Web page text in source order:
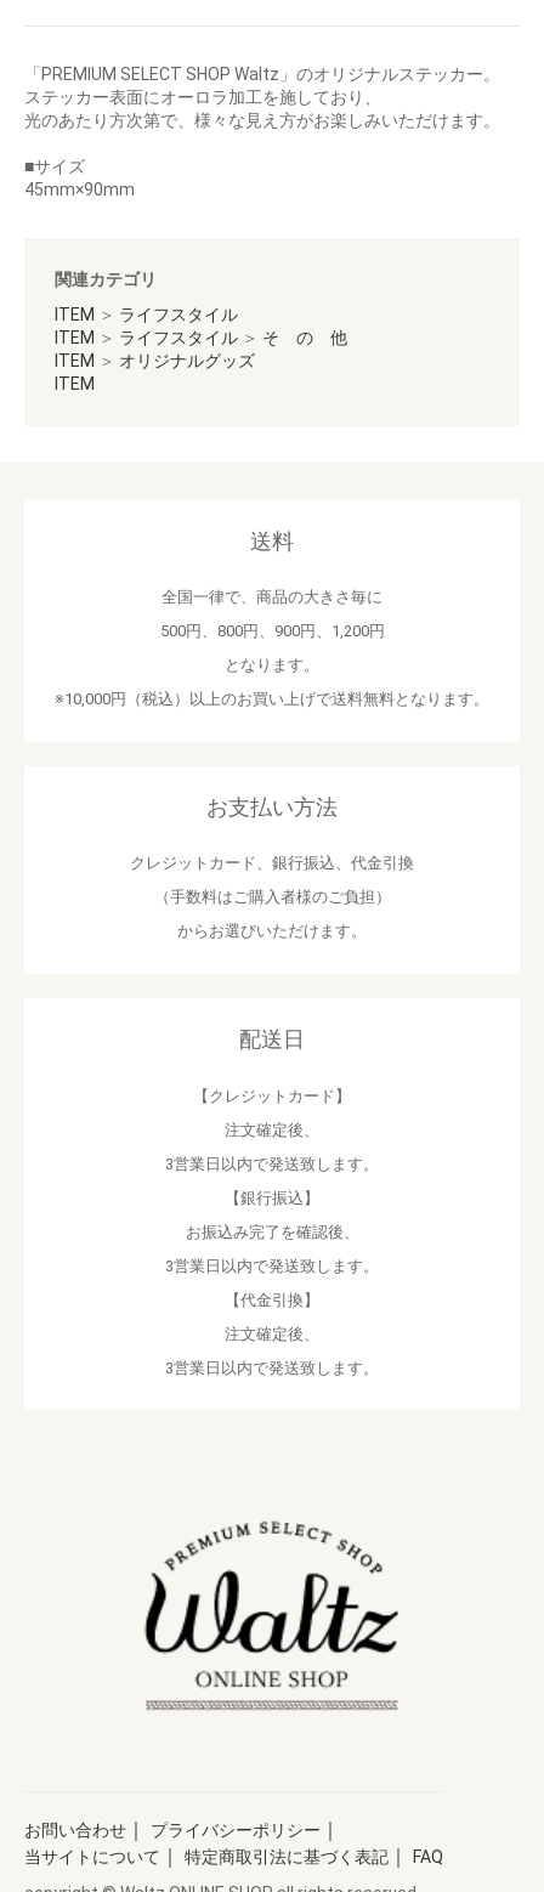
お買い物を続ける
「PREMIUM SELECT SHOP Waltz」のオリジナルステッカー。
ステッカー表面にオーロラ加工を施しており、
光のあたり方次第で、様々な見え方がお楽しみいただけます。
■サイズ
45mm×90mm
関連カテゴリ
ITEM ＞ ライフスタイル
ITEM ＞ ライフスタイル ＞ そ の 他
ITEM ＞ オリジナルグッズ
ITEM
送料
全国一律で、商品の大きさ毎に
500円、800円、900円、1,200円
となります。
※10,000円（税込）以上のお買い上げで送料無料となります。
お支払い方法
クレジットカード、銀行振込、代金引換
（手数料はご購入者様のご負担）
からお選びいただけます。
配送日
【クレジットカード】
注文確定後、
3営業日以内で発送致します。
【銀行振込】
お振込み完了を確認後、
3営業日以内で発送致します。
【代金引換】
注文確定後、
3営業日以内で発送致します。
お問い合わせ プライバシーポリシー
当サイトについて 特定商取引法に基づく表記
FAQ